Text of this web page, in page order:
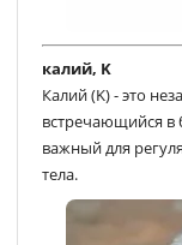
калий, K
Калий (K) - это
встречающийся в
важный для
тела.